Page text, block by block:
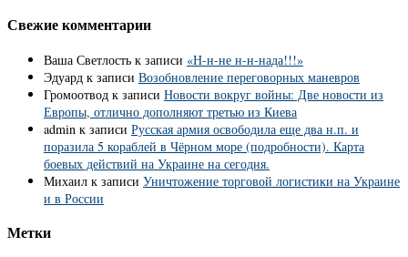
Свежие комментарии
Ваша Светлость к записи «Н-н-не н-н-нада!!!»
Эдуард к записи Возобновление переговорных маневров
Громоотвод к записи Новости вокруг войны: Две новости из
Европы, отлично дополняют третью из Киева
admin к записи Русская армия освободила еще два н.п. и
поразила 5 кораблей в Чёрном море (подробности). Карта
боевых действий на Украине на сегодня.
Михаил к записи Уничтожение торговой логистики на Украине
и в России
Метки